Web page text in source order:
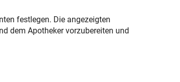
festlegen. Die angezeigten
dem Apotheker vorzubereiten und